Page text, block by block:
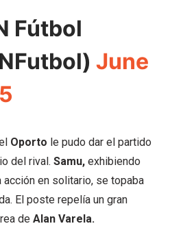
Fútbol
June
Oporto le pudo dar el partido
del rival. Samu, exhibiendo
acción en solitario, se topaba
El poste repelía un gran
de Alan Varela.